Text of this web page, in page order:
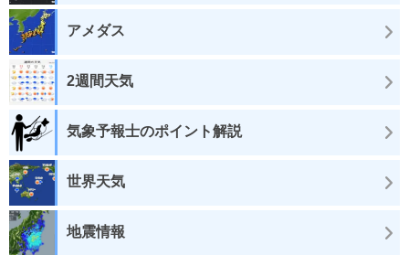
アメダス
2週間天気
気象予報士のポイント解説
世界天気
地震情報